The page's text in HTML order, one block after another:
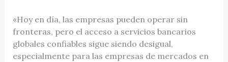
«Hoy en día, las empresas pueden operar sin
fronteras, pero el acceso a servicios bancarios
globales confiables sigue siendo desigual,
especialmente para las empresas de mercados en